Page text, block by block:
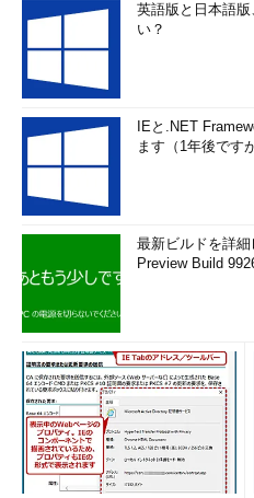
英語版と日本語
い？
IEと.NET
ます（1年後です
最新ビルドを詳
Preview Build